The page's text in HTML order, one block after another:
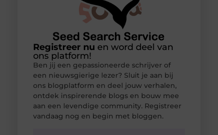
Registreer nu en word deel van
ons platform!
Ben jij een gepassioneerde schrijver of
een nieuwsgierige lezer? Sluit je aan bij
ons blogplatform en deel jouw verhalen,
ontdek inspirerende blogs en bouw mee
aan een levendige community. Registreer
vandaag nog en begin met bloggen.